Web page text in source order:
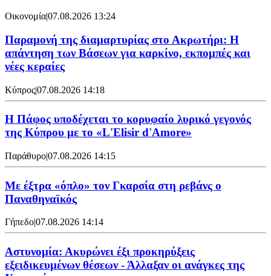
Οικονομία|07.08.2026 13:24
Παραμονή της διαμαρτυρίας στο Ακρωτήρι: Η
απάντηση των Βάσεων για καρκίνο, εκπομπές και
νέες κεραίες
Κύπρος|07.08.2026 14:18
Η Πάφος υποδέχεται το κορυφαίο λυρικό γεγονός
της Κύπρου με το «L'Elisir d'Amore»
Παράθυρο|07.08.2026 14:15
Mε έξτρα «όπλο» τον Γκαρσία στη ρεβάνς ο
Παναθηναϊκός
Γήπεδο|07.08.2026 14:14
Αστυνομία: Ακυρώνει έξι προκηρύξεις
εξειδικευμένων θέσεων - Άλλαξαν οι ανάγκες της